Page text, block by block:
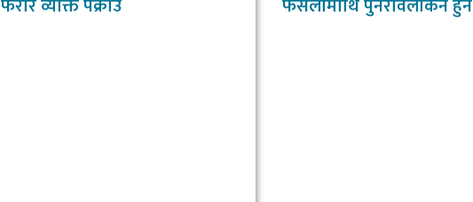
फरार व्यक्ति पक्राउ
फैसलामाथि पुनरावलोकन हुने